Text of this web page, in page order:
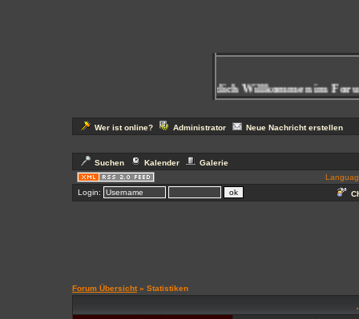
Herzlich Willkommen im
Wer ist online? Administrator Neue Nachricht erstellen
Suchen Kalender
Galerie
Login:
Forum Übersicht» Statistiken